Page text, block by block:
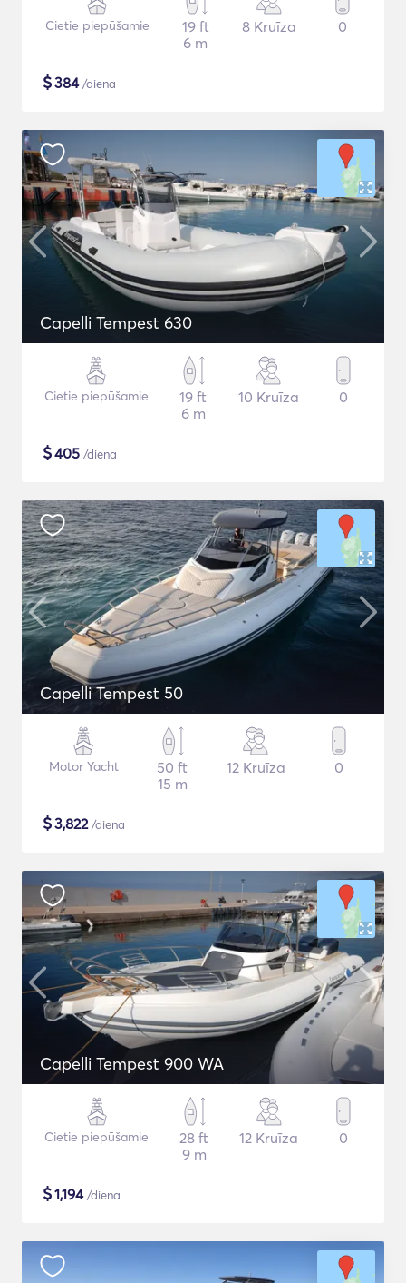
Cietie piepūšamie
19 ft
6 m
8 Kruīza 0
$384/diena
Capelli Tempest 630
Cietie piepūšamie
19 ft
6 m
10 Kruīza 0
$405 /diena
Capelli Tempest 50
Motor Yacht
50 ft
15 m
12 Kruīza 0
$3,822/diena
Capelli Tempest 900 WA
Cietie piepūšamie
28 ft
9 m
12 Kruīza 0
$1,194/diena